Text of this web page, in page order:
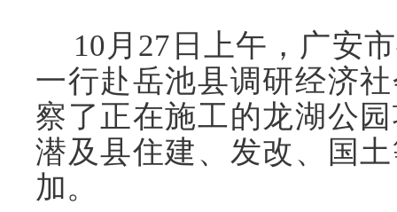
10 月27日上午，广安
一行赴岳池县调研经济
察了正在施工的龙湖公
潜及县住建、发改、国
加。